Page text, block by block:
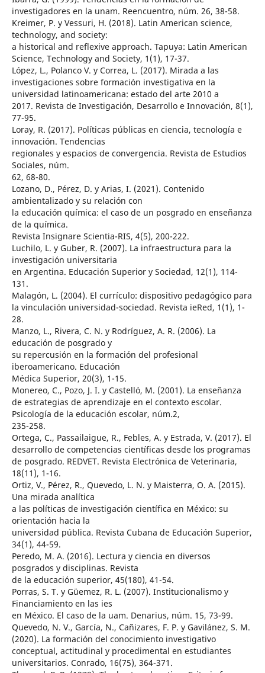
investigadores en la unam. Reencuentro, núm. 26, 38-58.
Kreimer, P. y Vessuri, H. (2018). Latin American science,
technology, and society:
a historical and reflexive approach. Tapuya: Latin American
Science, Technology and Society, 1(1), 17-37.
López, L., Polanco V. y Correa, L. (2017). Mirada a las
investigaciones sobre formación investigativa en la
universidad latinoamericana: estado del arte 2010 a
2017. Revista de Investigación, Desarrollo e Innovación, 8(1),
77-95.
Loray, R. (2017). Políticas públicas en ciencia, tecnología e
innovación. Tendencias
regionales y espacios de convergencia. Revista de Estudios
Sociales, núm.
62, 68-80.
Lozano, D., Pérez, D. y Arias, I. (2021). Contenido
ambientalizado y su relación con
la educación química: el caso de un posgrado en enseñanza
de la química.
Revista Insignare Scientia-RIS, 4(5), 200-222.
Luchilo, L. y Guber, R. (2007). La infraestructura para la
investigación universitaria
en Argentina. Educación Superior y Sociedad, 12(1), 114-
131.
Malagón, L. (2004). El currículo: dispositivo pedagógico para
la vinculación universidad-sociedad. Revista ieRed, 1(1), 1-
28.
Manzo, L., Rivera, C. N. y Rodríguez, A. R. (2006). La
educación de posgrado y
su repercusión en la formación del profesional
iberoamericano. Educación
Médica Superior, 20(3), 1-15.
Monereo, C., Pozo, J. I. y Castelló, M. (2001). La enseñanza
de estrategias de aprendizaje en el contexto escolar.
Psicología de la educación escolar, núm.2,
235-258.
Ortega, C., Passailaigue, R., Febles, A. y Estrada, V. (2017). El
desarrollo de competencias científicas desde los programas
de posgrado. REDVET. Revista Electrónica de Veterinaria,
18(11), 1-16.
Ortiz, V., Pérez, R., Quevedo, L. N. y Maisterra, O. A. (2015).
Una mirada analítica
a las políticas de investigación científica en México: su
orientación hacia la
universidad pública. Revista Cubana de Educación Superior,
34(1), 44-59.
Peredo, M. A. (2016). Lectura y ciencia en diversos
posgrados y disciplinas. Revista
de la educación superior, 45(180), 41-54.
Porras, S. T. y Güemez, R. L. (2007). Institucionalismo y
Financiamiento en las ies
en México. El caso de la uam. Denarius, núm. 15, 73-99.
Quevedo, N. V., García, N., Cañizares, F. P. y Gavilánez, S. M.
(2020). La formación del conocimiento investigativo
conceptual, actitudinal y procedimental en estudiantes
universitarios. Conrado, 16(75), 364-371.